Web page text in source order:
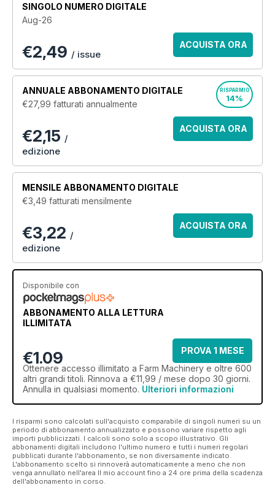
SINGOLO NUMERO DIGITALE
Aug-26
€2,49 / issue
ACQUISTA ORA
ANNUALE ABBONAMENTO DIGITALE
€27,99 fatturati annualmente
RISPARMIO
14%
€2,15 /
edizione
ACQUISTA ORA
MENSILE ABBONAMENTO DIGITALE
€3,49 fatturati mensilmente
€3,22 /
edizione
ACQUISTA ORA
Disponibile con
ABBONAMENTO ALLA LETTURA
ILLIMITATA
€1.09
PROVA 1 MESE
Ottenere accesso illimitato a Farm Machinery e oltre 600
altri grandi titoli. Rinnova a €11,99 / mese dopo 30 giorni.
Annulla in qualsiasi momento. Ulteriori informazioni
I risparmi sono calcolati sull'acquisto comparabile di singoli numeri su un
periodo di abbonamento annualizzato e possono variare rispetto agli
importi pubblicizzati. I calcoli sono solo a scopo illustrativo. Gli
abbonamenti digitali includono l'ultimo numero e tutti i numeri regolari
pubblicati durante l'abbonamento, se non diversamente indicato.
L'abbonamento scelto si rinnoverà automaticamente a meno che non
venga annullato nell'area Il mio account fino a 24 ore prima della scadenza
dell'abbonamento in corso.